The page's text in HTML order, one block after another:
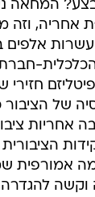
המחאה
אחריה, וזה
אלפים
חזירי
של
אחריות
הציבורית
אמורפית
וקשה